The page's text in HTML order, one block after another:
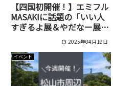
【四国初開催！】エミフル
MASAKIに話題の「いい人
すぎるよ展＆やだなー展」
がやってきた！ 2025年04月19日
イベント